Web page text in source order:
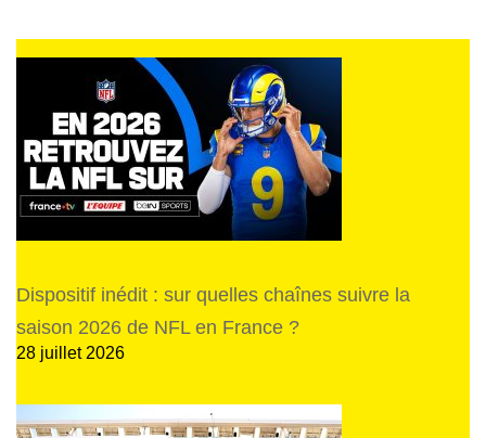
Dispositif inédit : sur quelles chaînes suivre la
saison 2026 de NFL en France ?
28 juillet 2026